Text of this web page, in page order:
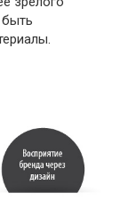
быть